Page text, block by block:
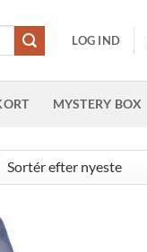
LOG IND
MYSTERY BOX